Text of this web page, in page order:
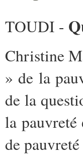
TOUDI -
Christine
» de la
de la
la pauvreté
de